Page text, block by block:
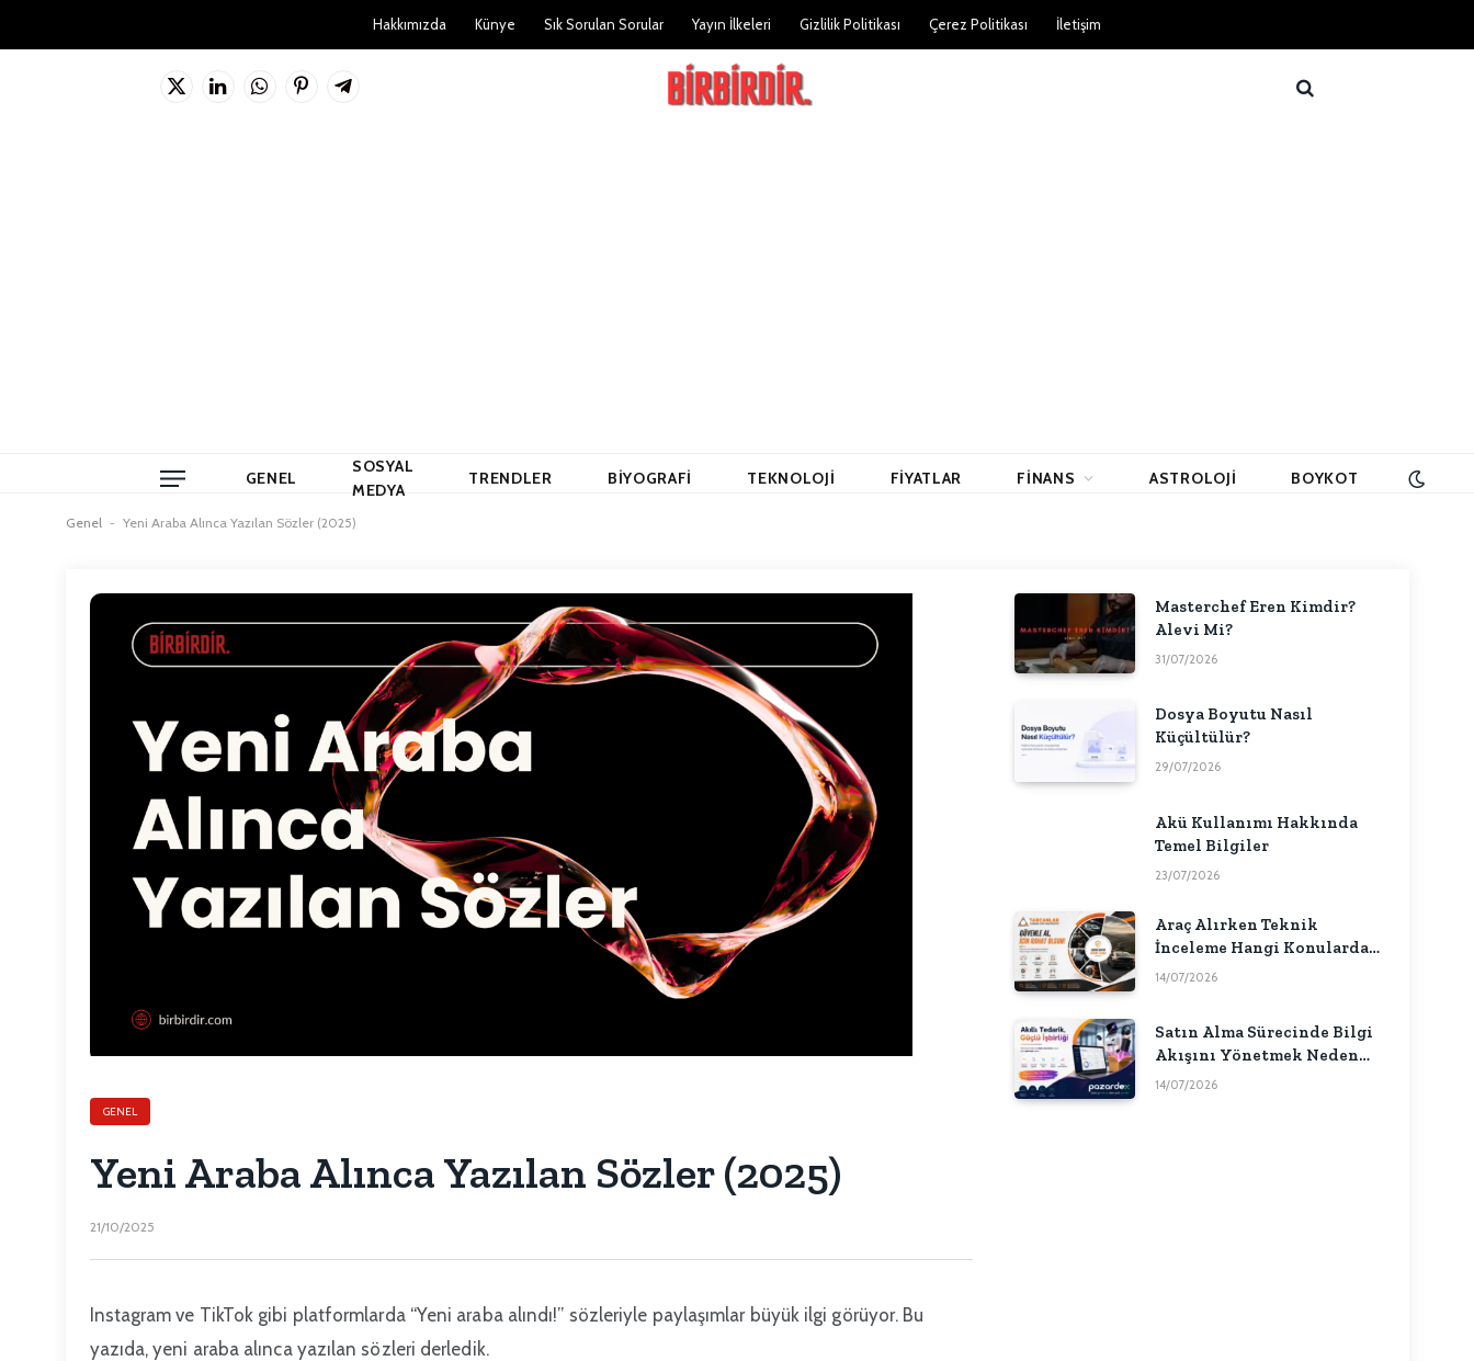
Hakkımızda Künye Sık Sorulan Sorular Yayın İlkeleri Gizlilik Politikası Çerez Politikası İletişim
X
LinkedInWhatsAppPinterest'in
Telgraf
GENEL
SOSYAL
MEDYA
TRENDLER BIYOGRAFI TEKNOLOJI FIYATLAR FINANS ASTROLOJI BOYKOT
Genel - Yeni Araba Alınca Yazılan Sözler (2025)
GENEL
Yeni Araba Alınca Yazılan Sözler (2025)
21/10/2025
Instagram ve TikTok gibi platformlarda “Yeni araba alındı!” sözleriyle paylaşımlar büyük ilgi görüyor. Bu
yazıda, yeni araba alınca yazılan sözleri derledik.
Masterchef Eren Kimdir?
Alevi Mi?
31/07/2026
Dosya Boyutu Nasıl
Küçültülür?
29/07/2026
Akü Kullanımı Hakkında
Temel Bilgiler
23/07/2026
Araç Alırken Teknik
İnceleme Hangi Konularda
Fikir Verebilir?
14/07/2026
Satın Alma Sürecinde Bilgi
Akışını Yönetmek Neden
Önemlidir?
14/07/2026